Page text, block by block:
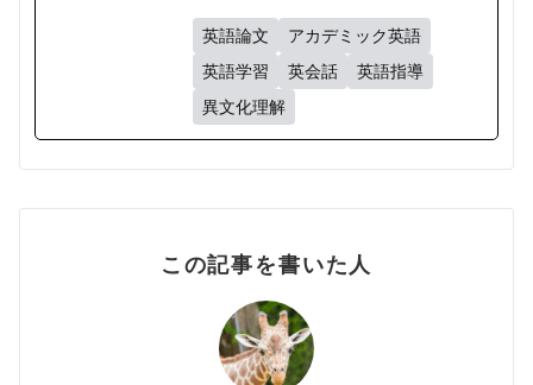
英語論文
アカデミック英語
英語学習
英会話
英語指導
異文化理解
この記事を書いた人